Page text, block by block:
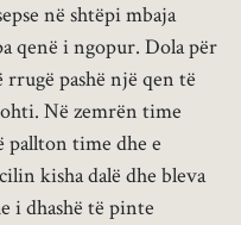
në shtëpi mbaja
qenë i ngopur. Dola për
pashë një qen të
Në zemrën time
pallton time dhe e
kisha dalë dhe bleva
i dhashë të pinte